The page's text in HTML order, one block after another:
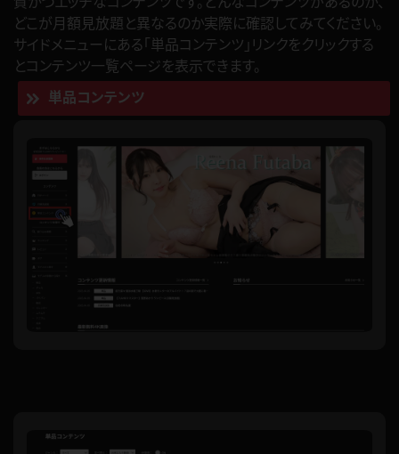
どこが月額見放題と異なるのか実際に確認してみてください。
サイドメニューにある「単品コンテンツ」リンクをクリックする
とコンテンツ一覧ページを表示できます。
単品コンテンツ